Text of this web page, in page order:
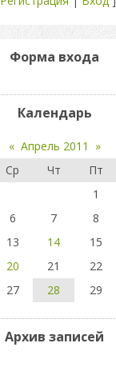
Форма входа
Календарь
« Апрель 2011
»
Ср Чт Пт
1
6 7 8
13 14 15
20 21 22
27 28 29
Архив записей